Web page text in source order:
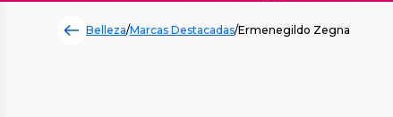
Belleza/Marcas Destacadas/Ermenegildo Zegna